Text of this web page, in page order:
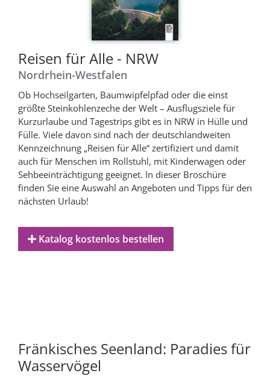
Reisen für Alle - NRW
Nordrhein-Westfalen
Ob Hochseilgarten, Baumwipfelpfad oder die einst
größte Steinkohlenzeche der Welt – Ausflugsziele für
Kurzurlaube und Tagestrips gibt es in NRW in Hülle und
Fülle. Viele davon sind nach der deutschlandweiten
Kennzeichnung „Reisen für Alle“ zertifiziert und damit
auch für Menschen im Rollstuhl, mit Kinderwagen oder
Sehbeeinträchtigung geeignet. In dieser Broschüre
finden Sie eine Auswahl an Angeboten und Tipps für den
nächsten Urlaub!
Katalog kostenlos bestellen
Fränkisches Seenland: Paradies für
Wasservögel